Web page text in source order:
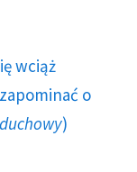
wciąż
o
)